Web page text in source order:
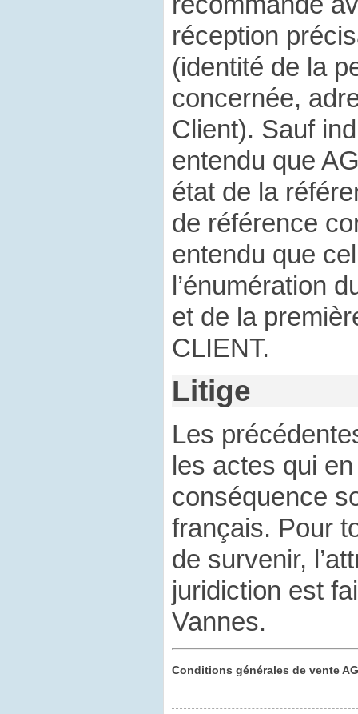
réception
(identité de la
concernée,
Client). Sauf
entendu que
état de la
de référence
entendu que
l’énumération
et de la
CLIENT.
Litige
Les
les actes qui
conséquence
français. Pour
de survenir,
juridiction est
Vannes.
Conditions générales de vente